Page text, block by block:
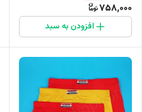
758,000
افزودن به سبد